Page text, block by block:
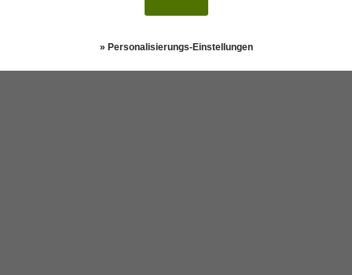
» Personalisierungs-Einstellungen